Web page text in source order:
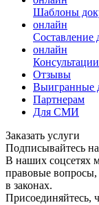
Шаблоны
онлайн
Составление
онлайн
Отзывы
Выигранные
Партнерам
Для СМИ
Заказать услуги
Подписывайтесь
В наших соцсетях
правовые
в законах.
Присоединяйтесь,